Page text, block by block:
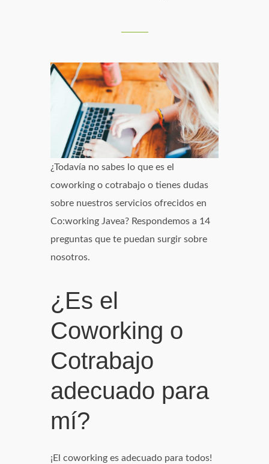
¿Todavía no sabes lo que es el
coworking o cotrabajo o tienes dudas
sobre nuestros servicios ofrecidos en
Co:working Javea? Respondemos a 14
preguntas que te puedan surgir sobre
nosotros.
¿Es el
Coworking o
Cotrabajo
adecuado para
mí?
¡El coworking es adecuado para todos!